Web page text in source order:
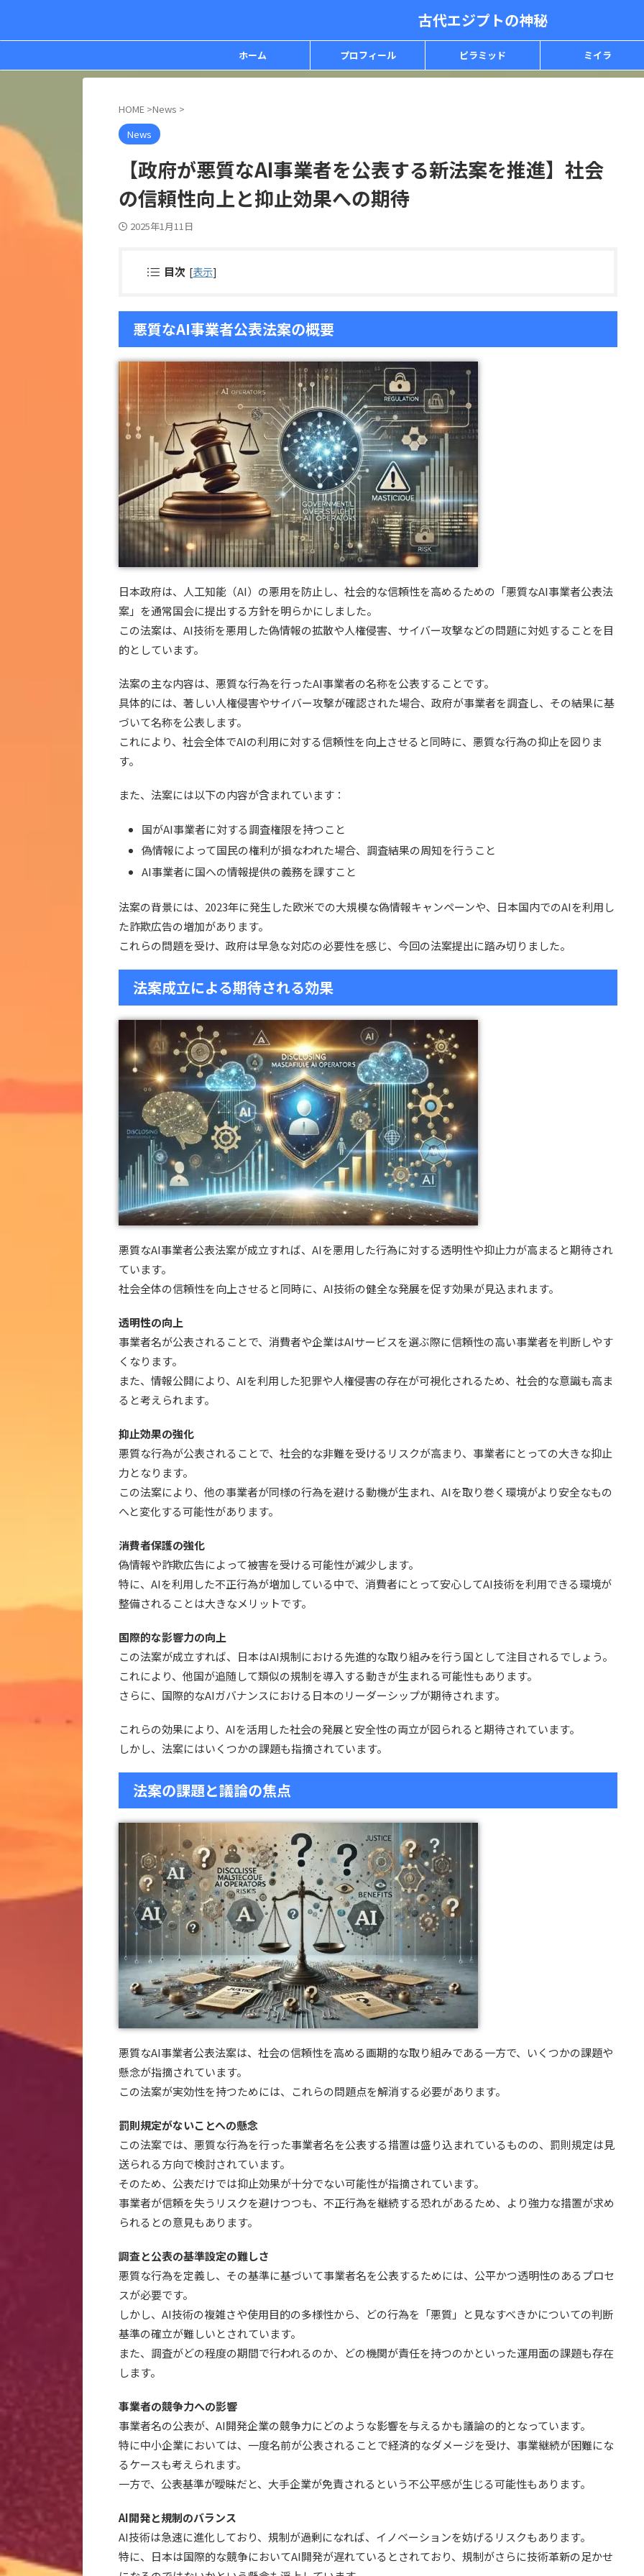
古代エジプトの神秘
ホーム プロフィール ピラミッド ミイラ
HOME >News >
News
【政府が悪質なAI事業者を公表する新法案を推進】社会
の信頼性向上と抑止効果への期待
2025年1月11日
目次 [表示]
悪質なAI事業者公表法案の概要
日本政府は、人工知能（AI）の悪用を防止し、社会的な信頼性を高めるための「悪質なAI事業者公表法
案」を通常国会に提出する方針を明らかにしました。
この法案は、AI技術を悪用した偽情報の拡散や人権侵害、サイバー攻撃などの問題に対処することを目
的としています。
法案の主な内容は、悪質な行為を行ったAI事業者の名称を公表することです。
具体的には、著しい人権侵害やサイバー攻撃が確認された場合、政府が事業者を調査し、その結果に基
づいて名称を公表します。
これにより、社会全体でAIの利用に対する信頼性を向上させると同時に、悪質な行為の抑止を図りま
す。
また、法案には以下の内容が含まれています：
国がAI事業者に対する調査権限を持つこと
偽情報によって国民の権利が損なわれた場合、調査結果の周知を行うこと
AI事業者に国への情報提供の義務を課すこと
法案の背景には、2023年に発生した欧米での大規模な偽情報キャンペーンや、日本国内でのAIを利用し
た詐欺広告の増加があります。
これらの問題を受け、政府は早急な対応の必要性を感じ、今回の法案提出に踏み切りました。
法案成立による期待される効果
悪質なAI事業者公表法案が成立すれば、AIを悪用した行為に対する透明性や抑止力が高まると期待され
ています。
社会全体の信頼性を向上させると同時に、AI技術の健全な発展を促す効果が見込まれます。
透明性の向上
事業者名が公表されることで、消費者や企業はAIサービスを選ぶ際に信頼性の高い事業者を判断しやす
くなります。
また、情報公開により、AIを利用した犯罪や人権侵害の存在が可視化されるため、社会的な意識も高ま
ると考えられます。
抑止効果の強化
悪質な行為が公表されることで、社会的な非難を受けるリスクが高まり、事業者にとっての大きな抑止
力となります。
この法案により、他の事業者が同様の行為を避ける動機が生まれ、AIを取り巻く環境がより安全なもの
へと変化する可能性があります。
消費者保護の強化
偽情報や詐欺広告によって被害を受ける可能性が減少します。
特に、AIを利用した不正行為が増加している中で、消費者にとって安心してAI技術を利用できる環境が
整備されることは大きなメリットです。
国際的な影響力の向上
この法案が成立すれば、日本はAI規制における先進的な取り組みを行う国として注目されるでしょう。
これにより、他国が追随して類似の規制を導入する動きが生まれる可能性もあります。
さらに、国際的なAIガバナンスにおける日本のリーダーシップが期待されます。
これらの効果により、AIを活用した社会の発展と安全性の両立が図られると期待されています。
しかし、法案にはいくつかの課題も指摘されています。
法案の課題と議論の焦点
悪質なAI事業者公表法案は、社会の信頼性を高める画期的な取り組みである一方で、いくつかの課題や
懸念が指摘されています。
この法案が実効性を持つためには、これらの問題点を解消する必要があります。
罰則規定がないことへの懸念
この法案では、悪質な行為を行った事業者名を公表する措置は盛り込まれているものの、罰則規定は見
送られる方向で検討されています。
そのため、公表だけでは抑止効果が十分でない可能性が指摘されています。
事業者が信頼を失うリスクを避けつつも、不正行為を継続する恐れがあるため、より強力な措置が求め
られるとの意見もあります。
調査と公表の基準設定の難しさ
悪質な行為を定義し、その基準に基づいて事業者名を公表するためには、公平かつ透明性のあるプロセ
スが必要です。
しかし、AI技術の複雑さや使用目的の多様性から、どの行為を「悪質」と見なすべきかについての判断
基準の確立が難しいとされています。
また、調査がどの程度の期間で行われるのか、どの機関が責任を持つのかといった運用面の課題も存在
します。
事業者の競争力への影響
事業者名の公表が、AI開発企業の競争力にどのような影響を与えるかも議論の的となっています。
特に中小企業においては、一度名前が公表されることで経済的なダメージを受け、事業継続が困難にな
るケースも考えられます。
一方で、公表基準が曖昧だと、大手企業が免責されるという不公平感が生じる可能性もあります。
AI開発と規制のバランス
AI技術は急速に進化しており、規制が過剰になれば、イノベーションを妨げるリスクもあります。
特に、日本は国際的な競争においてAI開発が遅れているとされており、規制がさらに技術革新の足かせ